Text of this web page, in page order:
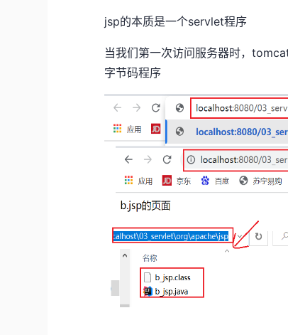
jsp的本质是一个servlet程序
当我们第一次访问服务器时，
字节码程序